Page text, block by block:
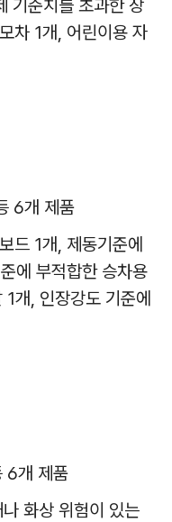
기준치를 초과한 장
차 1개, 어린이용 자
6개 제품
드 1개, 제동기준에
에 부적합한 승차용
1개, 인장강도 기준에
6개 제품
화상 위험이 있는